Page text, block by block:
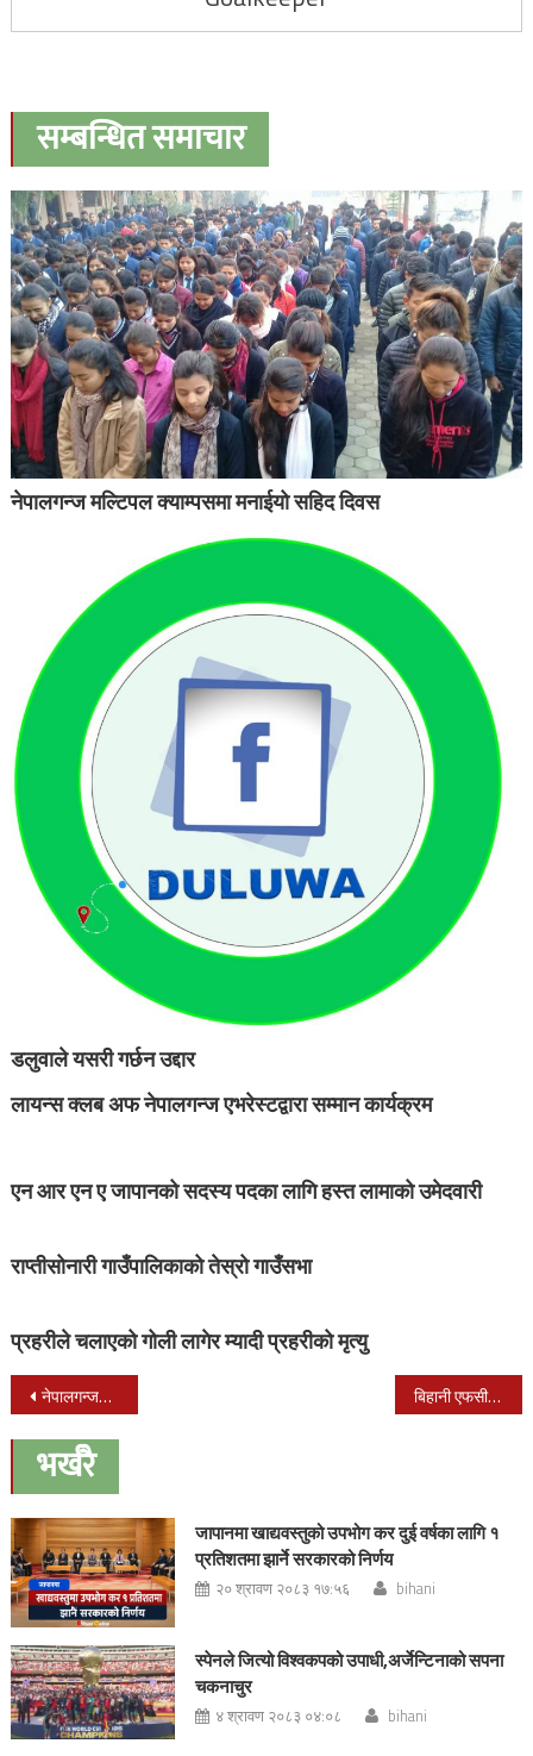
सम्बन्धित समाचार
नेपालगन्ज मल्टिपल क्याम्पसमा मनाईयो सहिद दिवस
डलुवाले यसरी गर्छन उद्दार
लायन्स क्लब अफ नेपालगन्ज एभरेस्टद्वारा सम्मान कार्यक्रम
एन आर एन ए जापानको सदस्य पदका लागि हस्त लामाको उमेदवारी
राप्तीसोनारी गाउँपालिकाको तेस्रो गाउँसभा
प्रहरीले चलाएको गोली लागेर म्यादी प्रहरीको मृत्यु
Post
navigation
नेपालगन्जमा पहिलो पटक शैक्षिक चलचित्र निर्माण हुँदै बिहानी एफसी : नयाँ खेलाडीको आगमन संगै प्रभाव जमाउँदै
भर्खरै
जापानमा खाद्यवस्तुको उपभोग कर दुई वर्षका लागि १
प्रतिशतमा झार्ने सरकारको निर्णय
२० श्रावण २०८३ १७:५६ bihani
स्पेनले जित्यो विश्वकपको उपाधी,अर्जेन्टिनाको सपना
चकनाचुर
४ श्रावण २०८३ ०४:०८ bihani